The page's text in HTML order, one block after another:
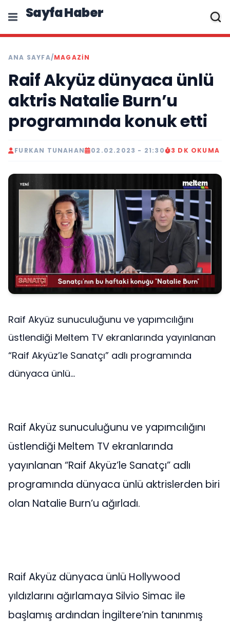
Sayfa Haber
ANA SAYFA/MAGAZIN
Raif Akyüz dünyaca ünlü
aktris Natalie Burn’u
programında konuk etti
FURKAN TUNAHAN 02.02.2023 - 21:30 3 DK OKUMA
Raif Akyüz sunuculuğunu ve yapımcılığını
üstlendiği Meltem TV ekranlarında yayınlanan
“Raif Akyüz’le Sanatçı” adlı programında
dünyaca ünlü...
Raif Akyüz sunuculuğunu ve yapımcılığını
üstlendiği Meltem TV ekranlarında
yayınlanan “Raif Akyüz’le Sanatçı” adlı
programında dünyaca ünlü aktrislerden biri
olan Natalie Burn’u ağırladı.
Raif Akyüz dünyaca ünlü Hollywood
yıldızlarını ağırlamaya Silvio Simac ile
başlamış ardından İngiltere’nin tanınmış